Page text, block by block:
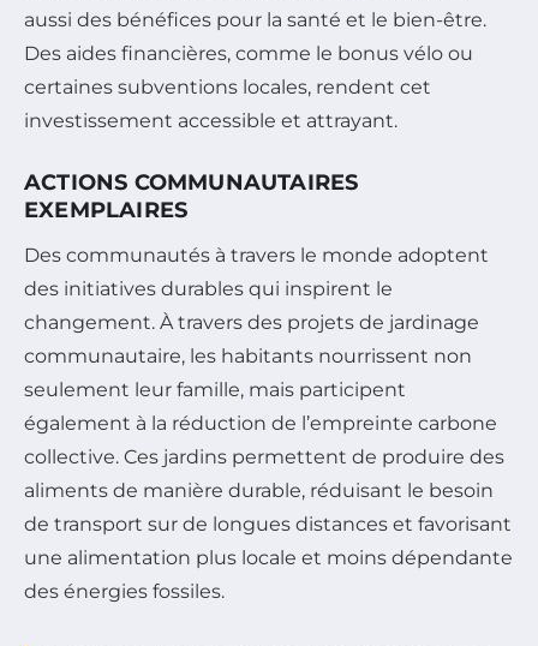
aussi des bénéfices pour la santé et le bien-être.
Des aides financières, comme le bonus vélo ou
certaines subventions locales, rendent cet
investissement accessible et attrayant.
ACTIONS COMMUNAUTAIRES
EXEMPLAIRES
Des communautés à travers le monde adoptent
des initiatives durables qui inspirent le
changement. À travers des projets de jardinage
communautaire, les habitants nourrissent non
seulement leur famille, mais participent
également à la réduction de l’empreinte carbone
collective. Ces jardins permettent de produire des
aliments de manière durable, réduisant le besoin
de transport sur de longues distances et favorisant
une alimentation plus locale et moins dépendante
des énergies fossiles.